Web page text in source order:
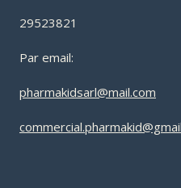
29523821
Par email:
pharmakidsarl@mail.com